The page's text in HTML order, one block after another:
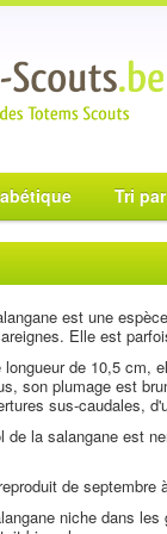
Tri
est une
Elle est
longueur de 10,5 cm,
son plumage est
sus-caudales,
de la salangane est
de septembre
niche dans